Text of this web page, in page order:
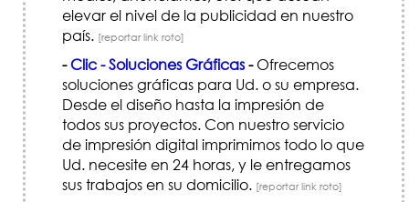
elevar el nivel de la publicidad en nuestro
país. [reportar link roto]
-Clic - Soluciones Gráficas-Ofrecemos
soluciones gráficas para Ud. o su empresa.
Desde el diseño hasta la impresión de
todos sus proyectos. Con nuestro servicio
de impresión digital imprimimos todo lo que
Ud. necesite en 24 horas, y le entregamos
sus trabajos en su domicilio. [reportar link roto]